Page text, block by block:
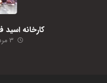
کارخانه
۳ مرداد، ۱۴۰۳